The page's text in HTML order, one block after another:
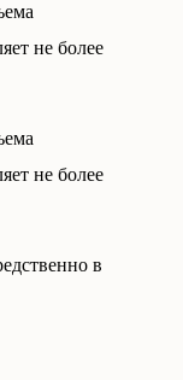
не более
не более
в